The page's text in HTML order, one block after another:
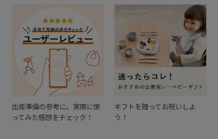
出産準備の参考に。実際に使
ってみた感想をチェック！
ギフトを贈ってお祝いしよ
う！